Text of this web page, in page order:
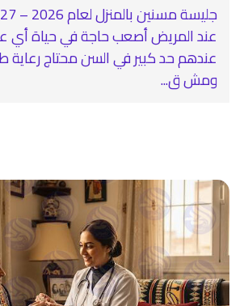
عند المريض أصعب حاجة في حياة أي
عندهم حد كبير في السن محتاج رعاية
ومش ق...